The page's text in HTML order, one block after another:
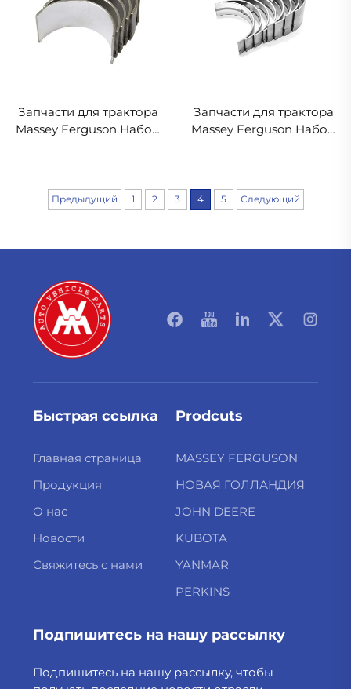
Запчасти для трактора
Massey Ferguson Набор
Запчасти для трактора
Massey Ferguson Набор
Предыдущий 1 2 3 4 5 Следующий
Быстрая ссылка
Главная страница
Продукция
О нас
Новости
Свяжитесь с нами
Prodcuts
MASSEY FERGUSON
НОВАЯ ГОЛЛАНДИЯ
JOHN DEERE
KUBOTA
YANMAR
PERKINS
Подпишитесь на нашу рассылку
Подпишитесь на нашу рассылку, чтобы